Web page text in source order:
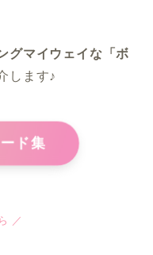
グマイウェイな「ボ
します♪
ド集
／